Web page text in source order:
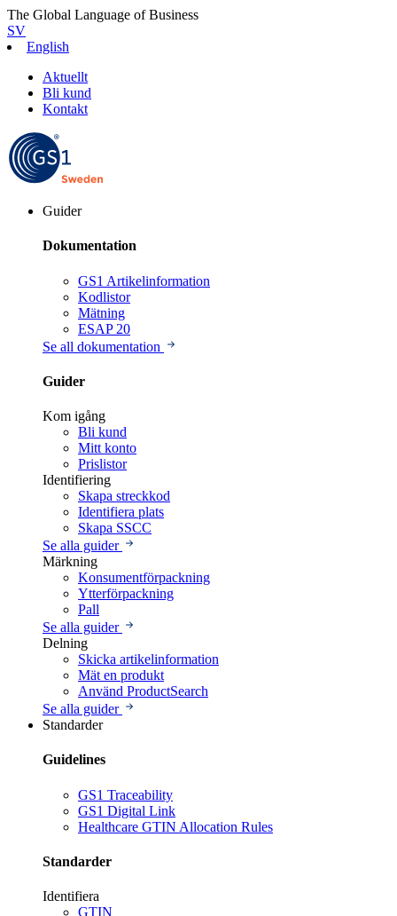
The Global Language of Business
SV
English
Aktuellt
Bli kund
Kontakt
Guider
Dokumentation
GS1 Artikelinformation
Kodlistor
Mätning
ESAP 20
Se all dokumentation
Guider
Kom igång
Bli kund
Mitt konto
Prislistor
Identifiering
Skapa streckkod
Identifiera plats
Skapa SSCC
Se alla guider
Märkning
Konsumentförpackning
Ytterförpackning
Pall
Se alla guider
Delning
Skicka artikelinformation
Mät en produkt
Använd ProductSearch
Se alla guider
Standarder
Guidelines
GS1 Traceability
GS1 Digital Link
Healthcare GTIN Allocation Rules
Standarder
Identifiera
GTIN